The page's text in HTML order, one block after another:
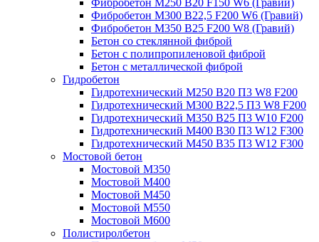
Фибробетон М250 B20 F150 W6 (Гравий)
Фибробетон М300 B22,5 F200 W6 (Гравий)
Фибробетон М350 B25 F200 W8 (Гравий)
Бетон со стеклянной фиброй
Бетон с полипропиленовой фиброй
Бетон с металлической фиброй
Гидробетон
Гидротехнический М250 B20 П3 W8 F200
Гидротехнический М300 B22,5 П3 W8 F200
Гидротехнический М350 B25 П3 W10 F200
Гидротехнический М400 B30 П3 W12 F300
Гидротехнический М450 B35 П3 W12 F300
Мостовой бетон
Мостовой М350
Мостовой М400
Мостовой М450
Мостовой М550
Мостовой М600
Полистиролбетон